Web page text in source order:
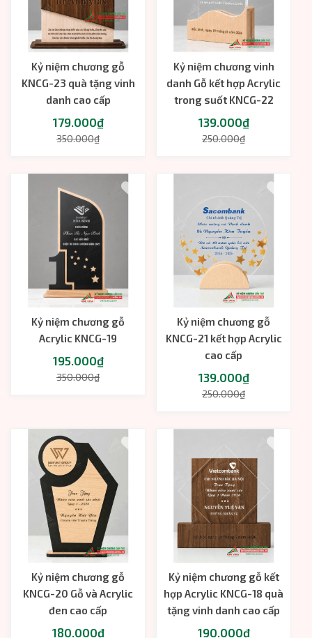
Kỷ niệm chương gỗ
KNCG-23 quà tặng vinh
danh cao cấp
179.000₫
350.000₫
Kỷ niệm chương vinh
danh Gỗ kết hợp Acrylic
trong suốt KNCG-22
139.000₫
250.000₫
Kỷ niệm chương gỗ
Acrylic KNCG-19
195.000₫
350.000₫
Kỷ niệm chương gỗ
KNCG-21 kết hợp Acrylic
cao cấp
139.000₫
250.000₫
Kỷ niệm chương gỗ
KNCG-20 Gỗ và Acrylic
đen cao cấp
180.000₫
Kỷ niệm chương gỗ kết
hợp Acrylic KNCG-18 quà
tặng vinh danh cao cấp
190.000₫